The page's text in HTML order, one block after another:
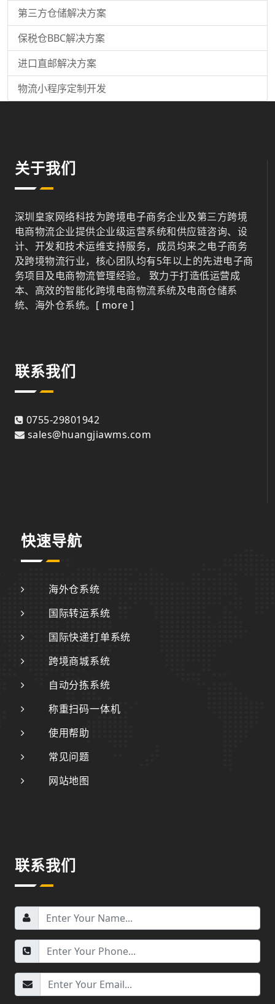
第三方仓储解决方案
保税仓BBC解决方案
进口直邮解决方案
物流小程序定制开发
关于我们
深圳皇家网络科技为跨境电子商务企业及第三方跨境
电商物流企业提供企业级运营系统和供应链咨询、设
计、开发和技术运维支持服务，成员均来之电子商务
及跨境物流行业，核心团队均有5年以上的先进电子商
务项目及电商物流管理经验。 致力于打造低运营成
本、高效的智能化跨境电商物流系统及电商仓储系
统、海外仓系统。 [ more ]
联系我们
0755-29801942
sales@huangjiawms.com
快速导航
海外仓系统
国际转运系统
国际快递打单系统
跨境商城系统
自动分拣系统
称重扫码一体机
使用帮助
常见问题
网站地图
联系我们